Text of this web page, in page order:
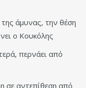
άμυνας, την θέση
ο Κουκόλης
περνάει από
σε αντεπίθεση από